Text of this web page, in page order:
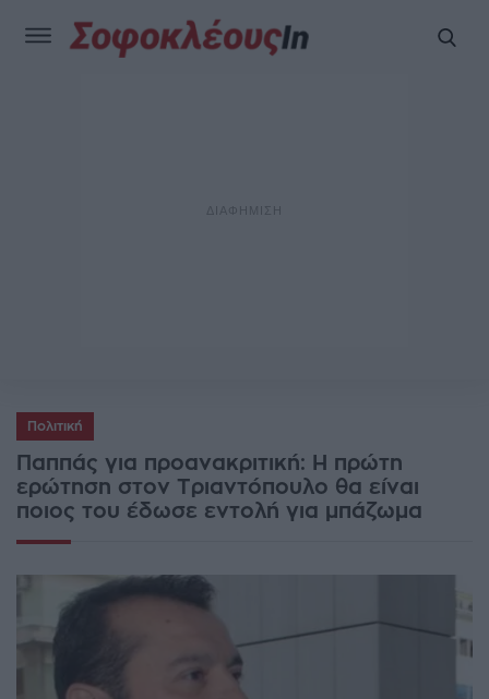
Πολιτική
Παππάς για προανακριτική: Η πρώτη
ερώτηση στον Τριαντόπουλο θα είναι
ποιος του έδωσε εντολή για μπάζωμα